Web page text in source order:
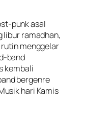
punk asal
libur ramadhan,
rutin menggelar
band
kembali
bergenre
hari Kamis